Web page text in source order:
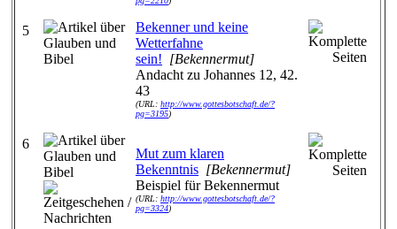
5
Bekenner und keine
Wetterfahne
sein! [Bekennermut]
Andacht zu Johannes 12, 42.
43
(URL: http://www.gottesbotschaft.de/?
pg=3195)
6
Mut zum klaren
Bekenntnis [Bekennermut]
Beispiel für Bekennermut
(URL: http://www.gottesbotschaft.de/?
pg=3324)